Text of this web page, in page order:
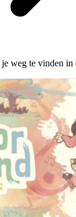
weg te vinden